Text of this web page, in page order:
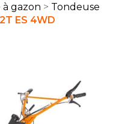
gazon
Tondeuse
ES 4WD